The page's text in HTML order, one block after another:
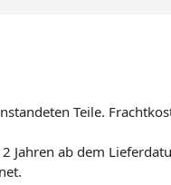
Teile.
Jahren ab dem